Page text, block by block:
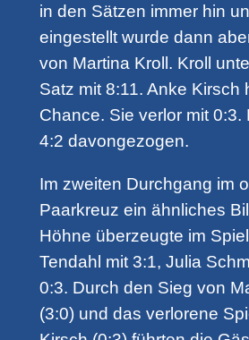
in den Sätzen immer hin
eingestellt wurde dann
von Martina Kroll. Kroll
Satz mit 8:11. Anke Kirsch
Chance. Sie verlor mit 0:3.
4:2 davongezogen.
Im zweiten Durchgang im
Paarkreuz ein ähnliches
Höhne überzeugte im
Tendahl mit 3:1, Julia
0:3. Durch den Sieg von
(3:0) und das verlorene